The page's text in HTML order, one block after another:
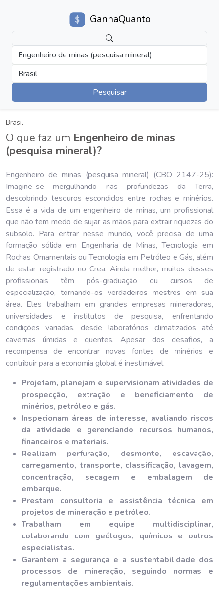
GanhaQuanto
Engenheiro de minas (pesquisa mineral)
Brasil
Pesquisar
Brasil
O que faz um Engenheiro de minas
(pesquisa mineral)?
Engenheiro de minas (pesquisa mineral) (CBO 2147-25):
Imagine-se mergulhando nas profundezas da Terra,
descobrindo tesouros escondidos entre rochas e minérios.
Essa é a vida de um engenheiro de minas, um profissional
que não tem medo de sujar as mãos para extrair riquezas do
subsolo. Para entrar nesse mundo, você precisa de uma
formação sólida em Engenharia de Minas, Tecnologia em
Rochas Ornamentais ou Tecnologia em Petróleo e Gás, além
de estar registrado no Crea. Ainda melhor, muitos desses
profissionais têm pós-graduação ou cursos de
especialização, tornando-os verdadeiros mestres em sua
área. Eles trabalham em grandes empresas mineradoras,
universidades e institutos de pesquisa, enfrentando
condições variadas, desde laboratórios climatizados até
cavernas úmidas e quentes. Apesar dos desafios, a
recompensa de encontrar novas fontes de minérios e
contribuir para a economia global é inestimável.
Projetam, planejam e supervisionam atividades de
prospecção, extração e beneficiamento de
minérios, petróleo e gás.
Inspecionam áreas de interesse, avaliando riscos
da atividade e gerenciando recursos humanos,
financeiros e materiais.
Realizam perfuração, desmonte, escavação,
carregamento, transporte, classificação, lavagem,
concentração, secagem e embalagem de
embarque.
Prestam consultoria e assistência técnica em
projetos de mineração e petróleo.
Trabalham em equipe multidisciplinar,
colaborando com geólogos, químicos e outros
especialistas.
Garantem a segurança e a sustentabilidade dos
processos de mineração, seguindo normas e
regulamentações ambientais.